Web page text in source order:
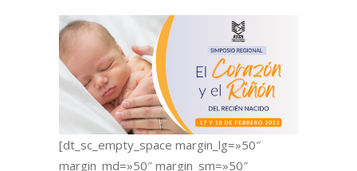
[dt_sc_empty_space margin_lg=»50″
margin_md=»50″ margin_sm=»50″